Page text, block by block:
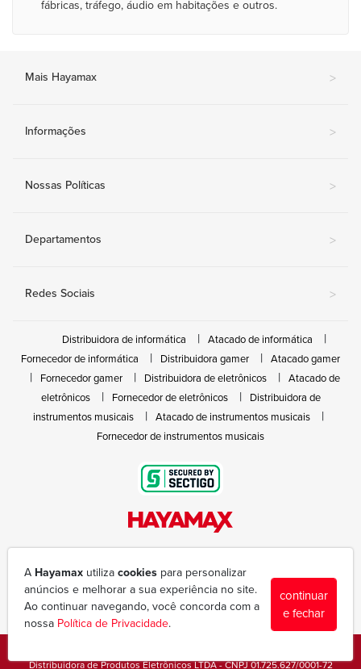
fábricas, tráfego, áudio em habitações e outros.
Mais Hayamax >
Informações >
Nossas Políticas >
Departamentos >
Redes Sociais >
Distribuidora de informática
Atacado de informática
Fornecedor de informática
Distribuidora gamer
Atacado gamer
Fornecedor gamer
Distribuidora de eletrônicos
Atacado de
eletrônicos
Fornecedor de eletrônicos
Distribuidora de
instrumentos musicais
Atacado de instrumentos musicais
Fornecedor de instrumentos musicais
(43) 3377-6600
hayamax@hayamax.com.br
Segunda à sexta das 8:00 às 18:00
Distribuidora de Produtos Eletrônicos LTDA - CNPJ 01.725.627/0001-72
A Hayamax utiliza cookies para personalizar
anúncios e melhorar a sua experiência no site.
Ao continuar navegando, você concorda com a
nossa Política de Privacidade.
continuar
e fechar